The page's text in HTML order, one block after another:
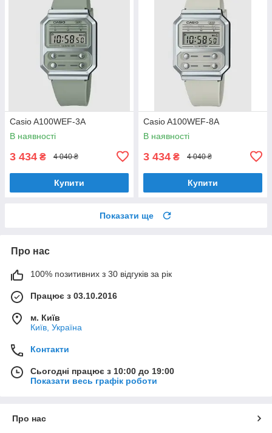
Casio A100WEF-3A
В наявності
3 434 ₴ 4 040 ₴
Купити
Casio A100WEF-8A
В наявності
3 434 ₴ 4 040 ₴
Купити
Показати ще
Про нас
100% позитивних з 30 відгуків за рік
Працює з 03.10.2016
м. Київ
Київ, Україна
Контакти
Сьогодні працює з 10:00 до 19:00
Показати весь графік роботи
Про нас